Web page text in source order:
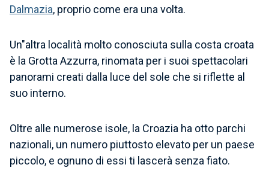
Dalmazia, proprio come era una volta.
Un"altra località molto conosciuta sulla costa croata
è la Grotta Azzurra, rinomata per i suoi spettacolari
panorami creati dalla luce del sole che si riflette al
suo interno.
Oltre alle numerose isole, la Croazia ha otto parchi
nazionali, un numero piuttosto elevato per un paese
piccolo, e ognuno di essi ti lascerà senza fiato.